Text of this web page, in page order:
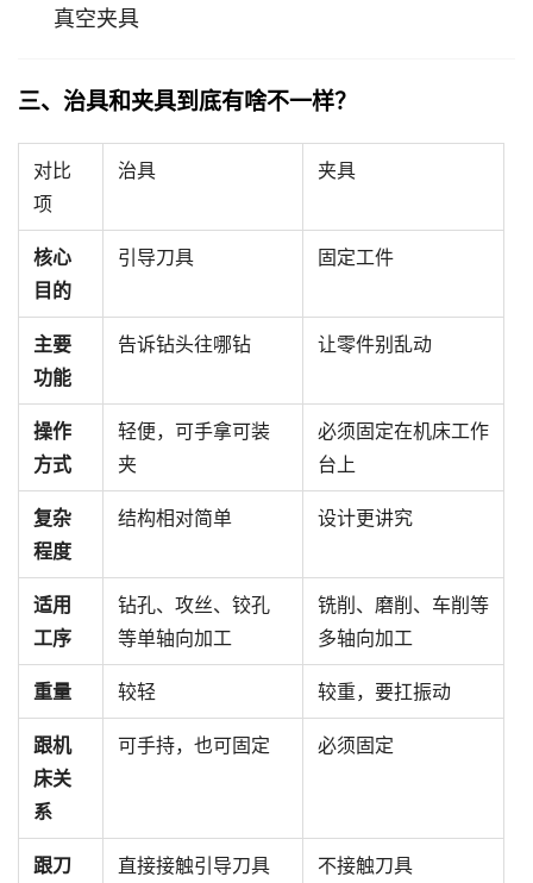
真空夹具
三、治具和夹具到底有啥不一样？
对比
项
治具 夹具
核心
目的
引导刀具 固定工件
主要
功能
告诉钻头往哪钻 让零件别乱动
操作
方式
轻便，可手拿可装
夹
必须固定在机床工作
台上
复杂
程度
结构相对简单 设计更讲究
适用
工序
钻孔、攻丝、铰孔
等单轴向加工
铣削、磨削、车削等
多轴向加工
重量
较轻
较重，要扛振动
跟机
床关
系
可手持，也可固定 必须固定
跟刀
直接接触引导刀具 不接触刀具